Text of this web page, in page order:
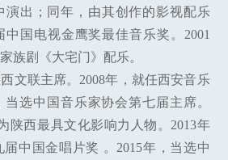
演出；同年，由其创作的影视配乐
中国电视金鹰奖最佳音乐奖。2001
族剧《大宅门》配乐。
文联主席。2008年，就任西安音乐
当选中国音乐家协会第七届主席。
陕西最具文化影响力人物。2013年
届中国金唱片奖 。2015年，当选中